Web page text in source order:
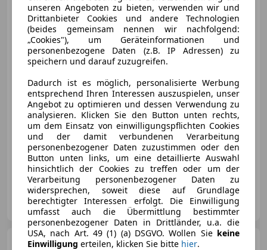
SEAT Ibiza Ibiza Style 1,2
Style
05/2011 130 000 km Benzin
51 kW (69 PS)
Auto Harry
AT-6850 Dornbirn
Skoda Citigo
unseren Angeboten zu bieten, verwenden wir und
Drittanbieter Cookies und andere Technologien
(beides gemeinsam nennen wir nachfolgend:
„Cookies"), um Geräteinformationen und
personenbezogene Daten (z.B. IP Adressen) zu
speichern und darauf zuzugreifen.
Dadurch ist es möglich, personalisierte Werbung
entsprechend Ihren Interessen auszuspielen, unser
Angebot zu optimieren und dessen Verwendung zu
analysieren. Klicken Sie den Button unten rechts,
um dem Einsatz von einwilligungspflichten Cookies
und der damit verbundenen Verarbeitung
personenbezogener Daten zuzustimmen oder den
Button unten links, um eine detaillierte Auswahl
hinsichtlich der Cookies zu treffen oder um der
Verarbeitung personenbezogener Daten zu
widersprechen, soweit diese auf Grundlage
berechtigter Interessen erfolgt. Die Einwilligung
umfasst auch die Übermittlung bestimmter
personenbezogener Daten in Drittländer, u.a. die
USA, nach Art. 49 (1) (a) DSGVO. Wollen Sie keine
Einwilligung erteilen, klicken Sie bitte hier.